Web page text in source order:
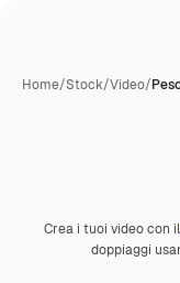
Home/Stock/Video/
Premium
Crea i tuoi video con il
doppiaggi